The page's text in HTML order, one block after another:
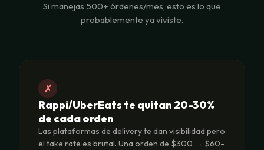
Si manejas 500+ órdenes/mes, esto es lo que
probablemente ya viviste.
✗
Rappi/UberEats te quitan 20-30%
de cada orden
Las plataformas de delivery te dan visibilidad pero
el take rate es brutal. Una orden de $300 → $60-